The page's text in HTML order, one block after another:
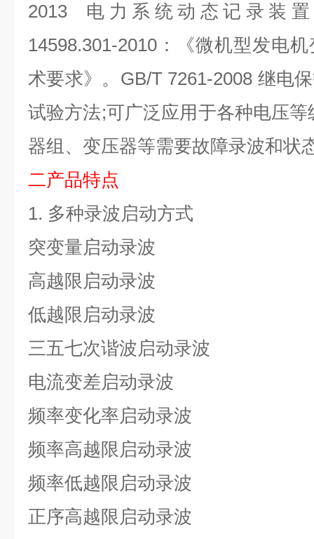
2013 电力系统动态记录装
14598.301-2010 ：《微机型发电
术要求》。 GB/T 7261-2008 继电
试验方法;可广泛应用于各种电压
器组、变压器等需要故障录波和状
二产品特点
1. 多种录波启动方式
突变量启动录波
高越限启动录波
低越限启动录波
三五七次谐波启动录波
电流变差启动录波
频率变化率启动录波
频率高越限启动录波
频率低越限启动录波
正序高越限启动录波